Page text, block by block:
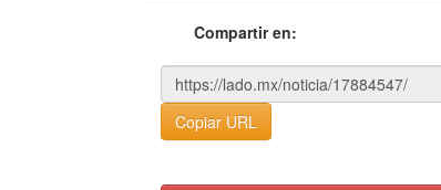
Compartir en:
Copiar URL